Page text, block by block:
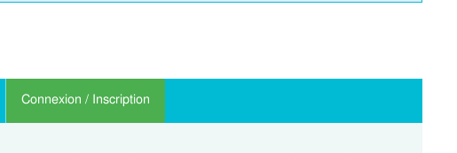
Connexion / Inscription